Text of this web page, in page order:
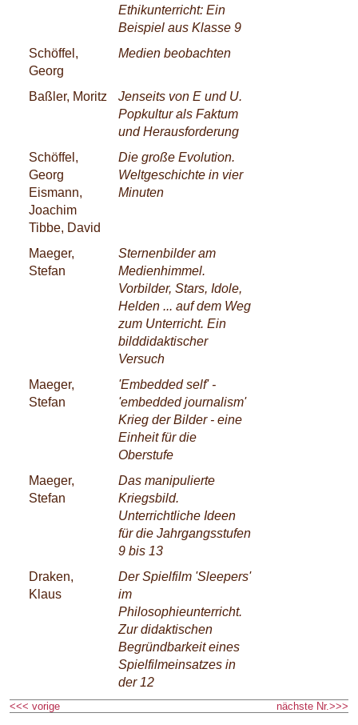
Ethikunterricht: Ein
Beispiel aus Klasse 9
Schöffel,
Georg
Medien beobachten
Baßler, Moritz
Jenseits von E und U.
Popkultur als Faktum
und Herausforderung
Schöffel,
Georg
Eismann,
Joachim
Tibbe, David
Die große Evolution.
Weltgeschichte in vier
Minuten
Maeger,
Stefan
Sternenbilder am
Medienhimmel.
Vorbilder, Stars, Idole,
Helden ... auf dem Weg
zum Unterricht. Ein
bilddidaktischer
Versuch
Maeger,
Stefan
'Embedded self' -
'embedded journalism'
Krieg der Bilder - eine
Einheit für die
Oberstufe
Maeger,
Stefan
Das manipulierte
Kriegsbild.
Unterrichtliche Ideen
für die Jahrgangsstufen
9 bis 13
Draken,
Klaus
Der Spielfilm 'Sleepers'
im
Philosophieunterricht.
Zur didaktischen
Begründbarkeit eines
Spielfilmeinsatzes in
der 12
<<< vorige nächste Nr.>>>